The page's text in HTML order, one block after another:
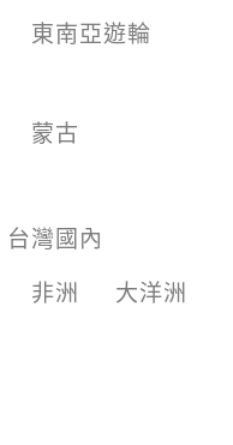
東南亞遊輪
蒙古
台灣國內
非洲
大洋洲